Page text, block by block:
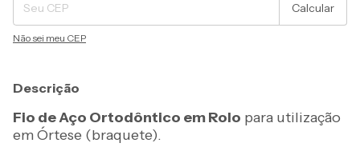
Calcular
Não sei meu CEP
Descrição
Fio de Aço Ortodôntico em Rolo para utilização
em Órtese (braquete).